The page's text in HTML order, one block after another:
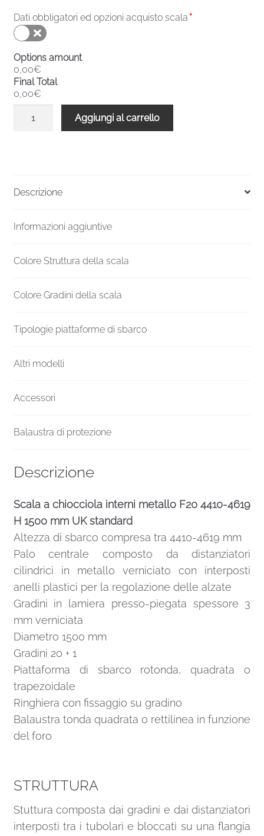
Dati obbligatori ed opzioni acquisto scala *
Options amount
0,00€
Final Total
0,00€
H
mm
standard
Aggiungi al carrello
Descrizione
Informazioni aggiuntive
Colore Struttura della scala
Colore Gradini della scala
Tipologie piattaforme di sbarco
Altri modelli
Accessori
Balaustra di protezione
Descrizione
Scala a chiocciola interni metallo F20 4410-4619
H 1500 mm UK standard
Altezza di sbarco compresa tra 4410-4619 mm
Palo centrale composto da distanziatori
cilindrici in metallo verniciato con interposti
anelli plastici per la regolazione delle alzate
Gradini in lamiera presso-piegata spessore 3
mm verniciata
Diametro 1500 mm
Gradini 20 + 1
Piattaforma di sbarco rotonda, quadrata o
trapezoidale
Ringhiera con fissaggio su gradino
Balaustra tonda quadrata o rettilinea in funzione
del foro
STRUTTURA
Stuttura composta dai gradini e dai distanziatori
interposti tra i tubolari e bloccati su una flangia